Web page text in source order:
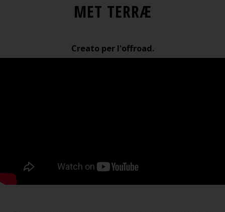
MET TERRÆ
Creato per l'offroad.